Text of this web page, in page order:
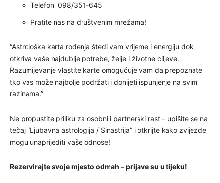
Telefon: 098/351-645
Pratite nas na društvenim mrežama!
“Astrološka karta rođenja štedi vam vrijeme i energiju dok
otkriva vaše najdublje potrebe, želje i životne ciljeve.
Razumijevanje vlastite karte omogućuje vam da prepoznate
tko vas može najbolje podržati i donijeti ispunjenje na svim
razinama.”
Ne propustite priliku za osobni i partnerski rast – upišite se na
tečaj “Ljubavna astrologija / Sinastrija” i otkrijte kako zvijezde
mogu unaprijediti vaše odnose!
Rezervirajte svoje mjesto odmah – prijave su u tijeku!